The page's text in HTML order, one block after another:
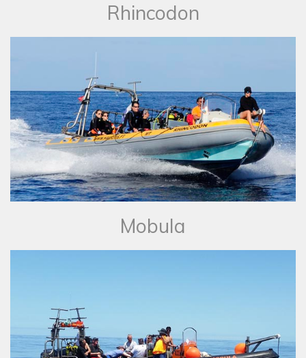
Rhincodon
Mobula